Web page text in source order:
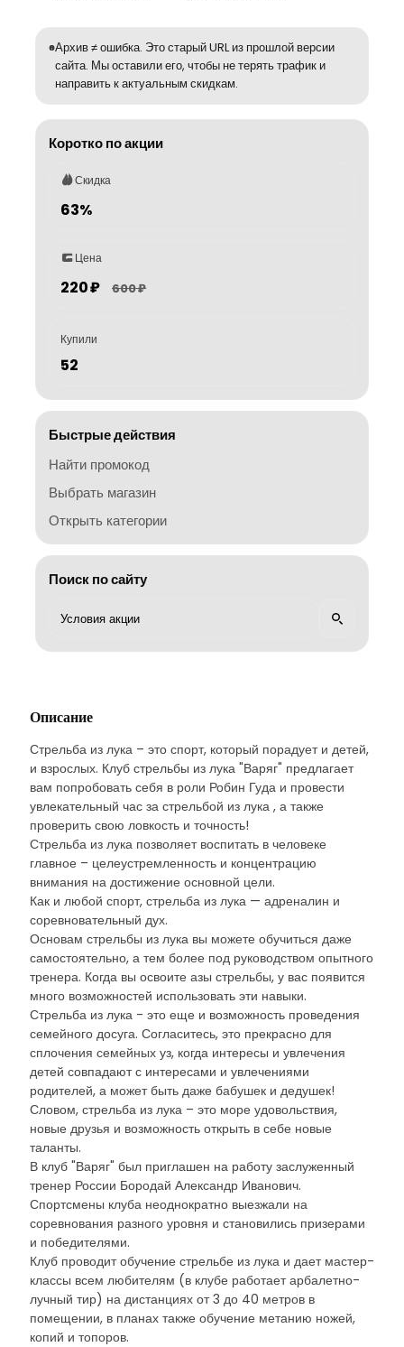
Архив ≠ ошибка. Это старый URL из прошлой версии
сайта. Мы оставили его, чтобы не терять трафик и
направить к актуальным скидкам.
Коротко по акции
Скидка
63%
Цена
220 ₽ 600 ₽
Купили
52
Быстрые действия
Найти промокод
Выбрать магазин
Открыть категории
Поиск по сайту
Описание
Стрельба из лука – это спорт, который порадует и детей,
и взрослых. Клуб стрельбы из лука "Варяг" предлагает
вам попробовать себя в роли Робин Гуда и провести
увлекательный час за стрельбой из лука , а также
проверить свою ловкость и точность!
Стрельба из лука позволяет воспитать в человеке
главное – целеустремленность и концентрацию
внимания на достижение основной цели.
Как и любой спорт, стрельба из лука — адреналин и
соревновательный дух.
Основам стрельбы из лука вы можете обучиться даже
самостоятельно, а тем более под руководством опытного
тренера. Когда вы освоите азы стрельбы, у вас появится
много возможностей использовать эти навыки.
Стрельба из лука - это еще и возможность проведения
семейного досуга. Согласитесь, это прекрасно для
сплочения семейных уз, когда интересы и увлечения
детей совпадают с интересами и увлечениями
родителей, а может быть даже бабушек и дедушек!
Словом, стрельба из лука – это море удовольствия,
новые друзья и возможность открыть в себе новые
таланты.
В клуб "Варяг" был приглашен на работу заслуженный
тренер России Бородай Александр Иванович.
Спортсмены клуба неоднократно выезжали на
соревнования разного уровня и становились призерами
и победителями.
Клуб проводит обучение стрельбе из лука и дает мастер-
классы всем любителям (в клубе работает арбалетно-
лучный тир) на дистанциях от 3 до 40 метров в
помещении, в планах также обучение метанию ножей,
копий и топоров.